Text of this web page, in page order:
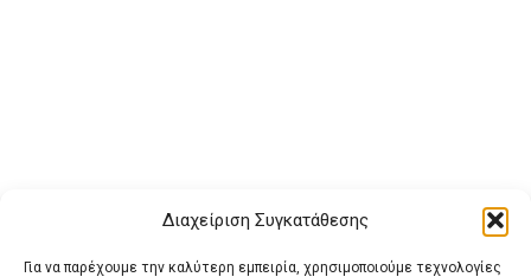
Διαχείριση Συγκατάθεσης
Για να παρέχουμε την καλύτερη εμπειρία, χρησιμοποιούμε τεχνολογίες